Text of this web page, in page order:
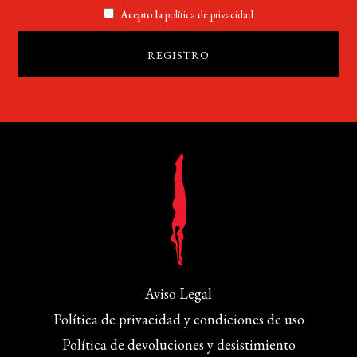
Acepto lapolítica de privacidad
Aviso Legal
Política de privacidad y condiciones de uso
Política de devoluciones y desistimiento